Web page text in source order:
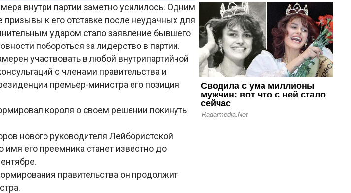
внутри партии заметно усилилось. Одним
к его отставке после неудачных для
ударом стало заявление бывшего
побороться за лидерство в партии.
участвовать в любой внутрипартийной
с членами правительства и
премьер-министра его позиция
короля о своем решении покинуть
нового руководителя Лейбористской
имя его преемника станет известно до
правительства он продолжит